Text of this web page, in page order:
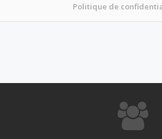
Politique de